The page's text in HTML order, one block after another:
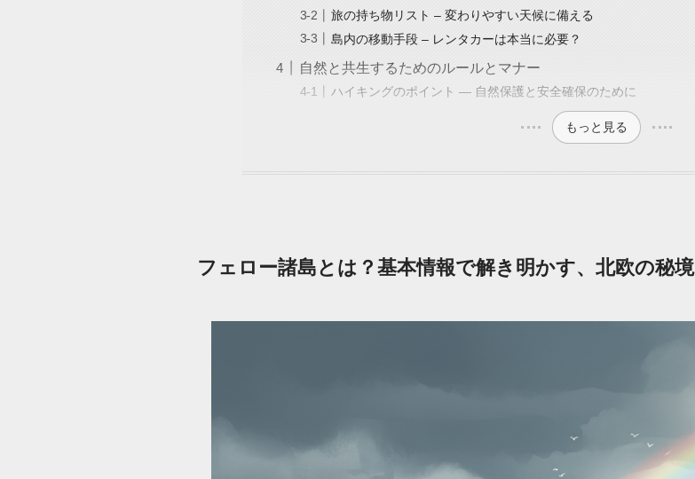
旅の持ち物リスト – 変わりやすい天候に備える
島内の移動手段 – レンタカーは本当に必要？
自然と共生するためのルールとマナー
ハイキングのポイント — 自然保護と安全確保のために
もっと見る
フェロー諸島とは？基本情報で解き明かす、北欧の秘境